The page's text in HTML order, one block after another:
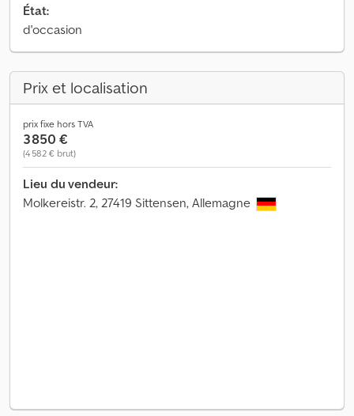
État:
d'occasion
Prix et localisation
prix fixe hors TVA
3 850 €
(4 582 € brut)
Lieu du vendeur:
Molkereistr. 2, 27419 Sittensen, Allemagne